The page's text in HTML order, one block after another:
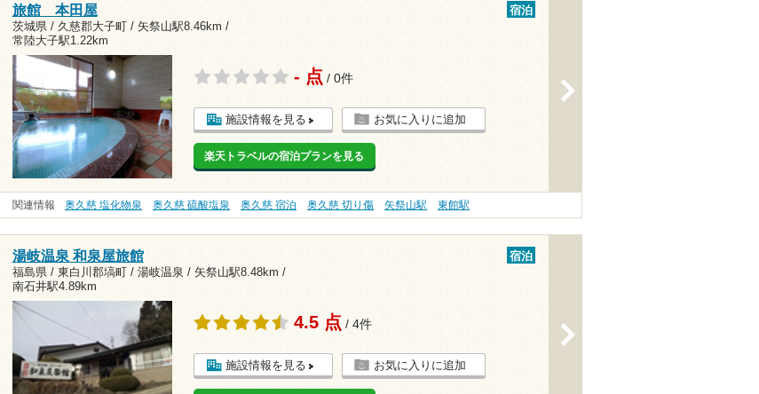
旅館 本田屋
茨城県 / 久慈郡大子町 / 矢祭山駅8.46km /
常陸大子駅1.22km
宿泊
- 点 / 0件
施設情報を見る お気に入りに追加
楽天トラベルの宿泊プランを見る
関連情報 奥久慈 塩化物泉 奥久慈 硫酸塩泉 奥久慈 宿泊 奥久慈 切り傷 矢祭山駅 東館駅
湯岐温泉 和泉屋旅館
福島県 / 東白川郡塙町 / 湯岐温泉 / 矢祭山駅8.48km /
南石井駅4.89km
宿泊
4.5 点 / 4件
施設情報を見る お気に入りに追加